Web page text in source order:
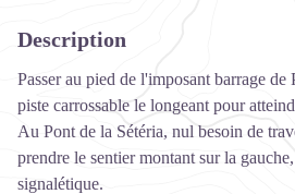
Description
Passer au pied de l'imposant barrage
piste carrossable le longeant pour
Au Pont de la Sétéria, nul besoin de
prendre le sentier montant sur la
signalétique.